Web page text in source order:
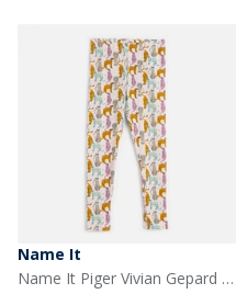
Name It
Name It Piger Vivian Gepard Leggings Ballerina